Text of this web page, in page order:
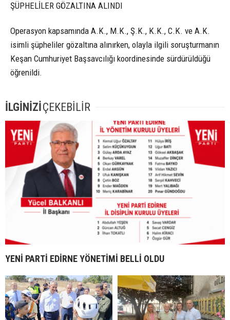
ŞÜPHELİLER GÖZALTINA ALINDI
Operasyon kapsamında A.K., M.K., Ş.K., K.K., C.K. ve A.K.
isimli şüpheliler gözaltına alınırken, olayla ilgili soruşturmanın
Keşan Cumhuriyet Başsavcılığı koordinesinde sürdürüldüğü
öğrenildi.
İLGİNİZİÇEKEBİLİR
YENİ PARTİ EDİRNE YÖNETİMİ BELLİ OLDU